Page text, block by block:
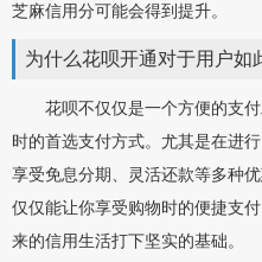
芝麻信用分可能会得到提升。
为什么花呗开通对于用户如
花呗不仅仅是一个方便的支
时的首选支付方式。尤其是在进
享受免息分期、灵活还款等多种
仅仅能让你享受购物时的便捷支
来的信用生活打下坚实的基础。